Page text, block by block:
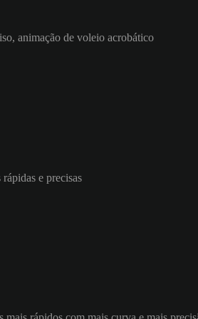
animação de voleio acrobático
e precisas